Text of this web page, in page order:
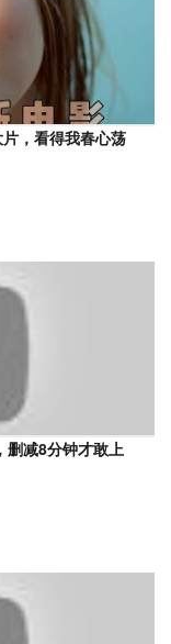
，看得我春心荡
删减8分钟才敢上